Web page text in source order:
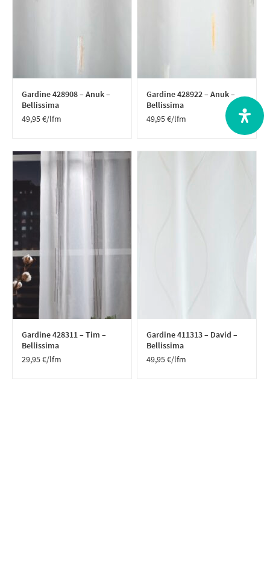
Gardine 428908 – Anuk –
Bellissima
49,95€/lfm
Gardine 428922 – Anuk –
Bellissima
49,95€/lfm
Gardine 428311 – Tim –
Bellissima
29,95€/lfm
Gardine 411313 – David –
Bellissima
49,95€/lfm